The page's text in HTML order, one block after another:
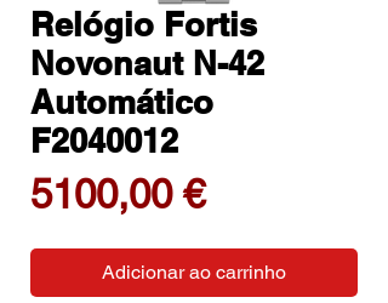
Relógio Fortis
Novonaut N-42
Automático
F2040012
5100,00 €Preço
Adicionar ao carrinho